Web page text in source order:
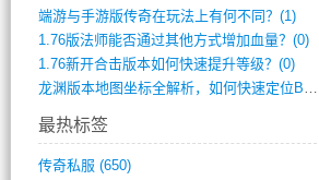
端游与手游版传奇在玩法上有何不同？(1)
1.76版法师能否通过其他方式增加血量？(0)
1.76新开合击版本如何快速提升等级？(0)
龙渊版本地图坐标全解析，如何快速定位BO(0)
最热标签
传奇私服 (650)